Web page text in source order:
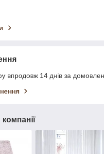
впродовж 14 днів за